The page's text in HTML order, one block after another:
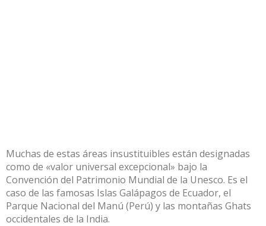
Muchas de estas áreas insustituibles están designadas
como de «valor universal excepcional» bajo la
Convención del Patrimonio Mundial de la Unesco. Es el
caso de las famosas Islas Galápagos de Ecuador, el
Parque Nacional del Manú (Perú) y las montañas Ghats
occidentales de la India.